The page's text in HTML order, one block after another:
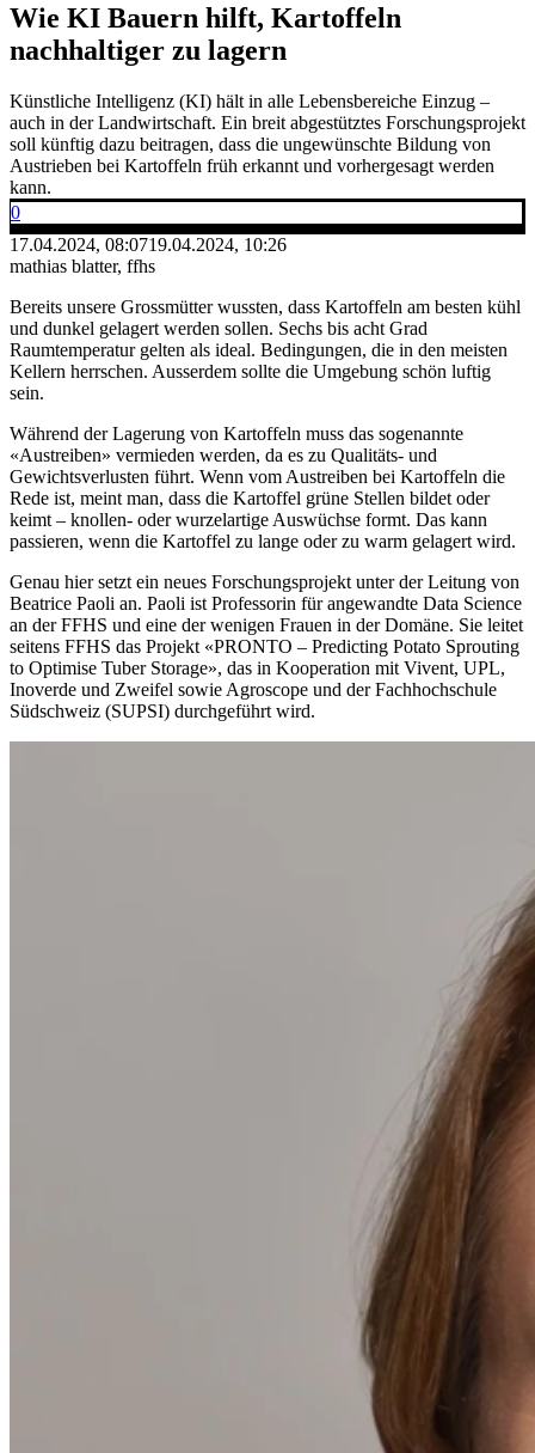
Wie KI Bauern hilft, Kartoffeln
nachhaltiger zu lagern
Künstliche Intelligenz (KI) hält in alle Lebensbereiche Einzug –
auch in der Landwirtschaft. Ein breit abgestütztes Forschungsprojekt
soll künftig dazu beitragen, dass die ungewünschte Bildung von
Austrieben bei Kartoffeln früh erkannt und vorhergesagt werden
kann.
0
17.04.2024, 08:0719.04.2024, 10:26
mathias blatter, ffhs
Bereits unsere Grossmütter wussten, dass Kartoffeln am besten kühl
und dunkel gelagert werden sollen. Sechs bis acht Grad
Raumtemperatur gelten als ideal. Bedingungen, die in den meisten
Kellern herrschen. Ausserdem sollte die Umgebung schön luftig
sein.
Während der Lagerung von Kartoffeln muss das sogenannte
«Austreiben» vermieden werden, da es zu Qualitäts- und
Gewichtsverlusten führt. Wenn vom Austreiben bei Kartoffeln die
Rede ist, meint man, dass die Kartoffel grüne Stellen bildet oder
keimt – knollen- oder wurzelartige Auswüchse formt. Das kann
passieren, wenn die Kartoffel zu lange oder zu warm gelagert wird.
Genau hier setzt ein neues Forschungsprojekt unter der Leitung von
Beatrice Paoli an. Paoli ist Professorin für angewandte Data Science
an der FFHS und eine der wenigen Frauen in der Domäne. Sie leitet
seitens FFHS das Projekt «PRONTO – Predicting Potato Sprouting
to Optimise Tuber Storage», das in Kooperation mit Vivent, UPL,
Inoverde und Zweifel sowie Agroscope und der Fachhochschule
Südschweiz (SUPSI) durchgeführt wird.